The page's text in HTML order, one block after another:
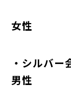
女性
・シルバー
男性